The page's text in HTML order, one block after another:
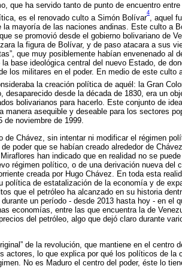
que ha servido tanto de punto de encuentro
es el renovado culto a Simón Bolívar
4
, aquel
mayoría de las naciones andinas. Este culto a
se promovió desde el gobierno bolivariano de
la figura de Bolívar, y de paso atacara a sus
que muy posiblemente habían envenenado al
base ideológica central del nuevo Estado, de
los militares en el poder. En medio de este culto
la creación política de aquél: la Gran
desaparecido desde la década de 1830, era un
bolivarianos para hacerlo. Este conjunto de
manera asequible y deseable para los sectores
de noviembre de 1999.
de Chávez, sin intentar ni modificar el régimen
poder que se habían creado alrededor de
han indicado que en realidad no se
régimen político, o de una derivación nueva del
creada por Hugo Chávez. En toda esta
política de estatalización de la economía y de
que el petróleo ha alcanzado en su historia
un período - desde 2013 hasta hoy - en el
economías, entre las que encuentra la de
del petróleo, algo que dejó claro durante
de la revolución, que mantiene en el centro
actores, lo que explica por qué los políticos de la
No es Maduro el centro del poder, éste lo